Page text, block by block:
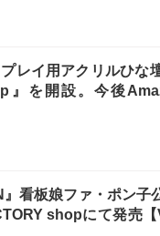
レイ用アクリルひな
』を開設。今後
看板娘ファ・ポン子
shopにて発売